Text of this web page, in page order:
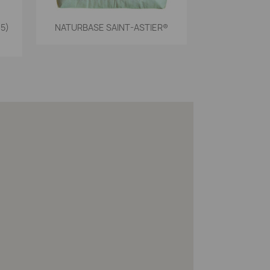
Vista rápida
NATURBASE SAINT-ASTIER®